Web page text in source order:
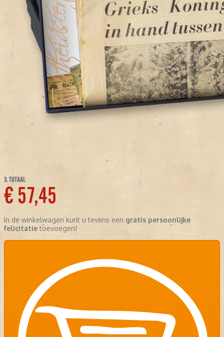
3. TOTAAL
€ 57,45
In de winkelwagen kunt u tevens een gratis persoonlijke
felicitatietoevoegen!